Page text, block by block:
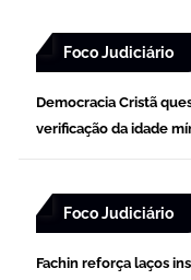
Foco Judiciário
Democracia Cristã
verificação da idade
Foco Judiciário
Fachin reforça laços